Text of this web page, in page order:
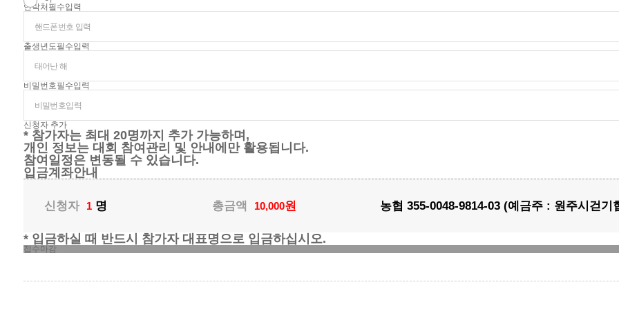
연락처 필수입력
출생년도 필수입력
비밀번호필수입력
신청자 추가
* 참가자는 최대 20명까지 추가 가능하며,
개인 정보는 대회 참여관리 및 안내에만 활용됩니다.
참여일정은 변동될 수 있습니다.
입금계좌안내
신청자 1명 총금액 10,000원 농협 355-0048-9814-03 (예금주 : 원주시걷기
* 입금하실 때 반드시 참가자 대표명으로 입금하십시오.
접수마감